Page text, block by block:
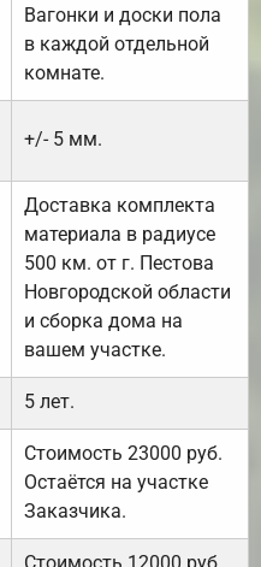
Вагонки и доски пола
в каждой отдельной
комнате.
+/- 5 мм.
Доставка комплекта
материала в радиусе
500 км. от г. Пестова
Новгородской области
и сборка дома на
вашем участке.
5 лет.
Стоимость 23000 руб.
Остаётся на участке
Заказчика.